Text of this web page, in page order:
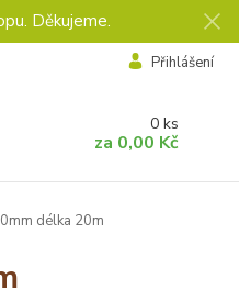
Děkujeme.
Přihlášení
0 ks
za 0,00 Kč
délka 20m